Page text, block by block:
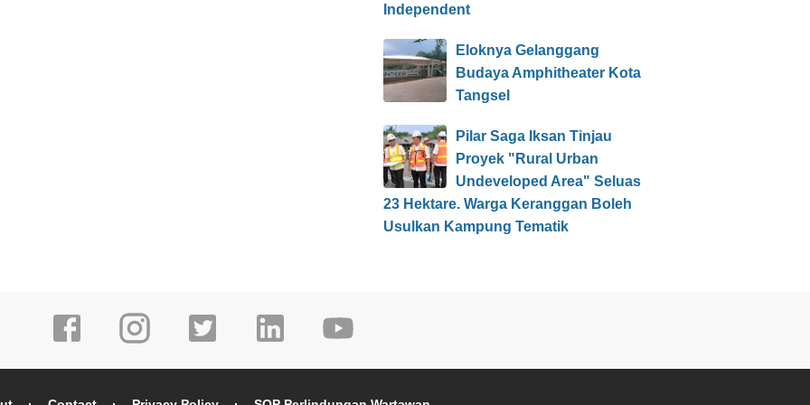
Independent
Eloknya Gelanggang
Budaya Amphitheater Kota
Tangsel
Pilar Saga Iksan Tinjau
Proyek "Rural Urban
Undeveloped Area" Seluas
23 Hektare. Warga Keranggan Boleh
Usulkan Kampung Tematik